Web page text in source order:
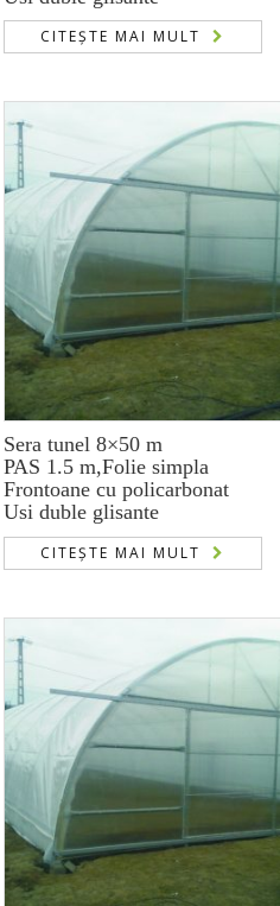
CITEȘTE MAI MULT
Sera tunel 8×50 m
PAS 1.5 m,Folie simpla
Frontoane cu policarbonat
Usi duble glisante
CITEȘTE MAI MULT